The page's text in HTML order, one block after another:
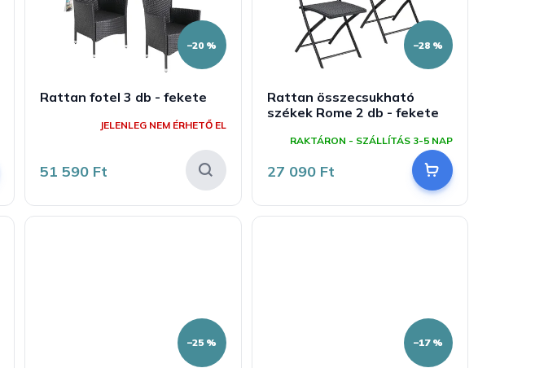
–20 %
Rattan fotel 3 db - fekete
JELENLEG NEM ÉRHETŐ EL
51 590 Ft
–28 %
Rattan összecsukható
székek Rome 2 db - fekete
RAKTÁRON - SZÁLLÍTÁS 3-5 NAP
27 090 Ft
–25 % –17 %